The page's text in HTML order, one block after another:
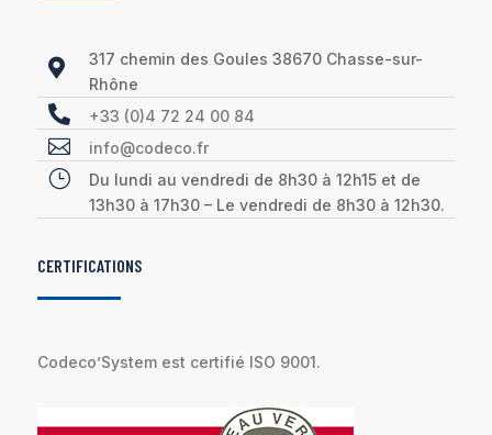

317 chemin des Goules 38670 Chasse-sur-
Rhône
 +33 (0)4 72 24 00 84
 info@codeco.fr
}
Du lundi au vendredi de 8h30 à 12h15 et de
13h30 à 17h30 – Le vendredi de 8h30 à 12h30.
CERTIFICATIONS
Codeco’System est certifié ISO 9001.